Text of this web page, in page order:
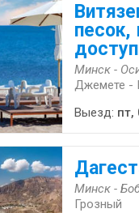
песок,
Минск -
Джемете -
Выезд: пт,
Минск -
Грозный